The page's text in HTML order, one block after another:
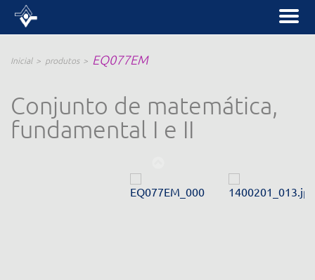
Inicial produtos EQ077EM
Conjunto de matemática,
fundamental I e II